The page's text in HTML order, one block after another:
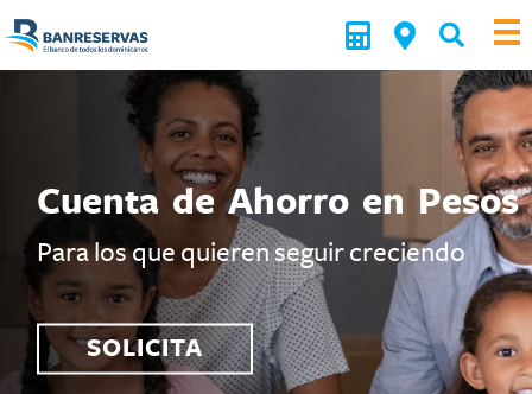
Cuenta de Ahorro en Pesos
Para los que quieren seguir creciendo
SOLICITA